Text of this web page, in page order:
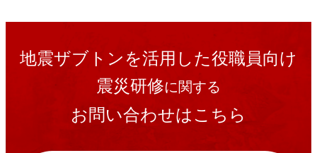
地震ザブトンを活用した役職員向け
震災研修に関する
お問い合わせはこちら